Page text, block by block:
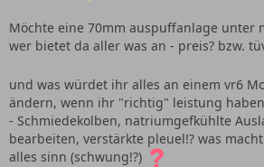
Möchte eine 70mm auspuffanlage unter
wer bietet da aller was an - preis? bzw.
und was würdet ihr alles an einem vr6
ändern, wenn ihr "richtig" leistung
- Schmiedekolben, natriumgefkühlte
bearbeiten, verstärkte pleuel!? was
alles sinn (schwung!?)